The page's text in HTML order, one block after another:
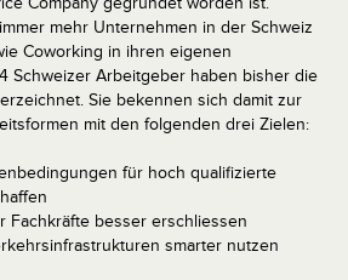
mehr Unternehmen in der Schweiz
Coworking in ihren eigenen
Schweizer Arbeitgeber haben bisher die
Sie bekennen sich damit zur
mit den folgenden drei Zielen:
für hoch qualifizierte
Fachkräfte besser erschliessen
smarter nutzen